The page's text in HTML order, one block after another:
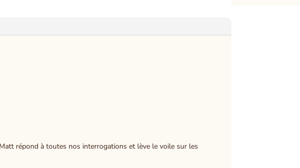
répond à toutes nos interrogations et lève le voile sur les